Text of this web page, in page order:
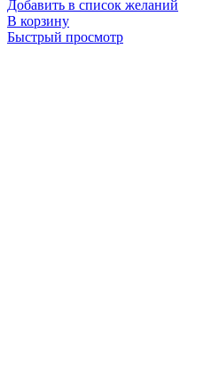
Добавить в список желаний
В корзину
Быстрый просмотр